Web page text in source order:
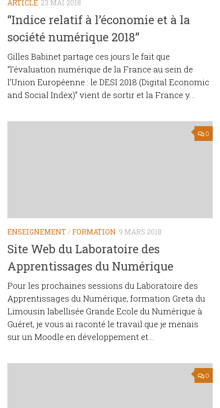
ARTICLE 23 MAI 2018
“Indice relatif à l’économie et à la
société numérique 2018”
Gilles Babinet partage ces jours le fait que
“l’évaluation numérique de la France au sein de
l’Union Européenne : le DESI 2018 (Digital Economic
and Social Index)” vient de sortir et la France y...
0
ENSEIGNEMENT / FORMATION 9 MARS 2018
Site Web du Laboratoire des
Apprentissages du Numérique
Pour les prochaines sessions du Laboratoire des
Apprentissages du Numérique, formation Greta du
Limousin labellisée Grande Ecole du Numérique à
Guéret, je vous ai raconté le travail que je menais
sur un Moodle en développement et...
0